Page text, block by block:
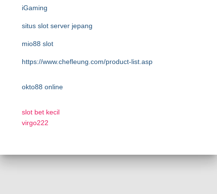
iGaming
situs slot server jepang
mio88 slot
https://www.chefleung.com/product-list.asp
okto88 online
slot bet kecil
virgo222